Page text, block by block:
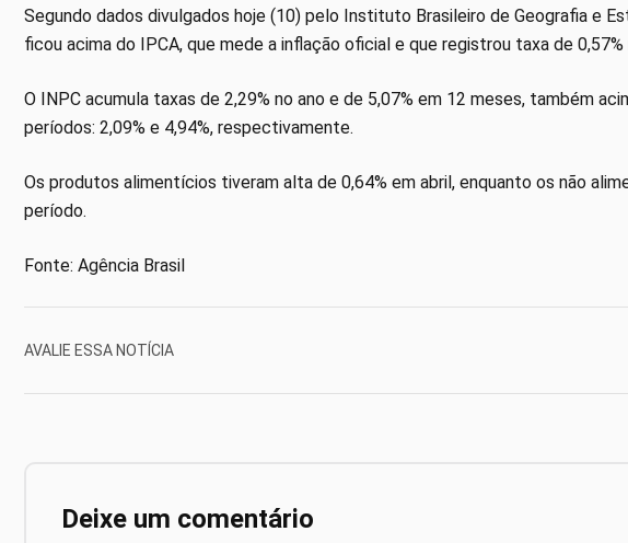
Segundo dados divulgados hoje (10) pelo Instituto Brasileiro de Geografia e
ficou acima do IPCA, que mede a inflação oficial e que registrou taxa de 0,57%
O INPC acumula taxas de 2,29% no ano e de 5,07% em 12 meses, também
períodos: 2,09% e 4,94%, respectivamente.
Os produtos alimentícios tiveram alta de 0,64% em abril, enquanto os não
período.
Fonte: Agência Brasil
AVALIE ESSA NOTÍCIA
Deixe um comentário